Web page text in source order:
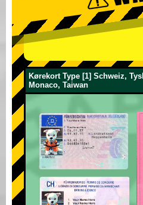
Kørekort Type [1] Schweiz,
Monaco, Taiwan